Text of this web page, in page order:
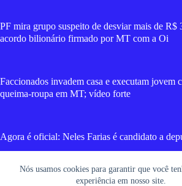
Nós usamos cookies para garantir que você
experiência em nosso site.
PF mira grupo suspeito de desviar mais de R$
acordo bilionário firmado por MT com a Oi
Faccionados invadem casa e executam jovem
queima-roupa em MT; vídeo forte
Agora é oficial: Neles Farias é candidato a
Cláudio Ferreira aponta novo momento